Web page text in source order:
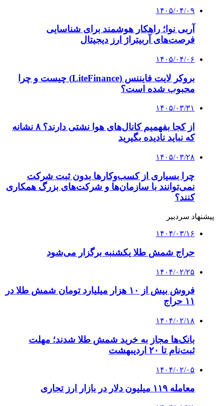
معامله ۱۱۹ میلیون دلار در بازار ارز تجاری
۱۴۰۴/۰۱/۲۸
کلیه حقوق متعلق به راهیان اقتصادی می باشد
دکمه بازگشت به بالا